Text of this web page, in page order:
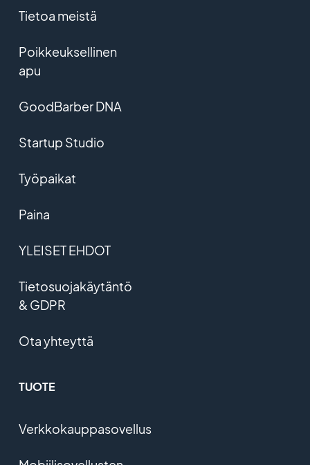
Tietoa meistä
Poikkeuksellinen
apu
GoodBarber DNA
Startup Studio
Työpaikat
Paina
YLEISET EHDOT
Tietosuojakäytäntö
& GDPR
Ota yhteyttä
TUOTE
Verkkokauppasovellus